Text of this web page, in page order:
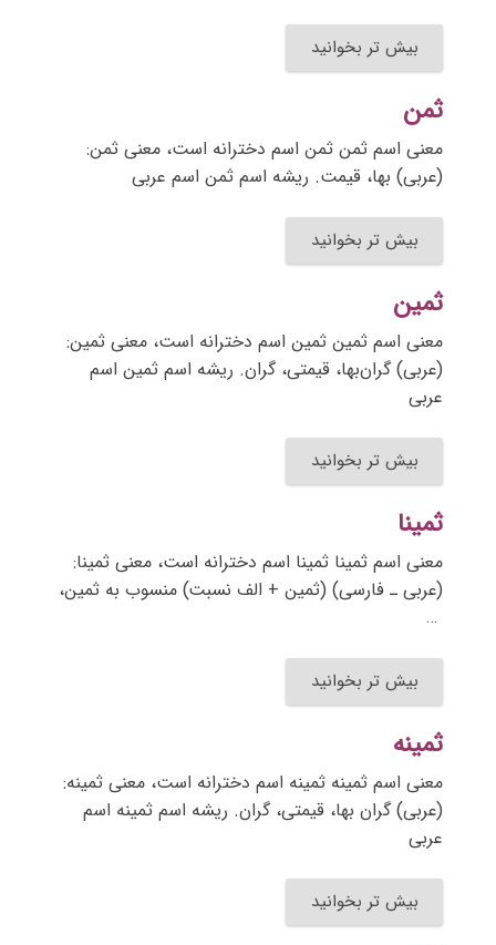
بیش تر بخوانید
ثمن
معنی اسم ثمن ثمن اسم دخترانه است، معنی ثمن:
(عربی) بها، قیمت. ریشه اسم ثمن اسم عربی
بیش تر بخوانید
ثمین
معنی اسم ثمین ثمین اسم دخترانه است، معنی ثمین:
(عربی) گران‌بها، قیمتی، گران. ریشه اسم ثمین اسم
عربی
بیش تر بخوانید
ثمینا
معنی اسم ثمینا ثمینا اسم دخترانه است، معنی ثمینا:
(عربی ـ فارسی) (ثمین + الف نسبت) منسوب به ثمین،
…
بیش تر بخوانید
ثمینه
معنی اسم ثمینه ثمینه اسم دخترانه است، معنی ثمینه:
(عربی) گران بها، قیمتی، گران. ریشه اسم ثمینه اسم
عربی
بیش تر بخوانید